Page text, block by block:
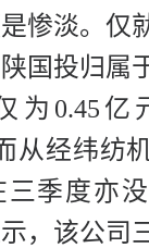
惨淡。仅
国投归属
为0.45亿
从经纬纺
三季度亦
，该公司